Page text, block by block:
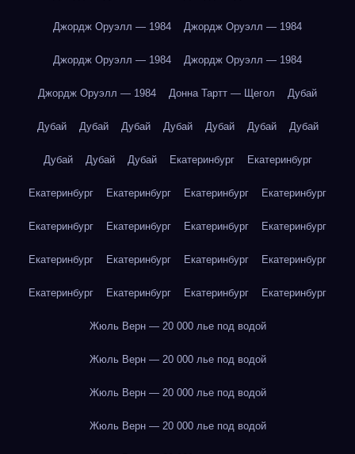
Джордж Оруэлл — 1984 Джордж Оруэлл — 1984
Джордж Оруэлл — 1984 Джордж Оруэлл — 1984
Джордж Оруэлл — 1984 Донна Тартт — Щегол Дубай
Дубай Дубай Дубай Дубай Дубай Дубай Дубай
Дубай Дубай Дубай Екатеринбург Екатеринбург
Екатеринбург Екатеринбург Екатеринбург Екатеринбург
Екатеринбург Екатеринбург Екатеринбург Екатеринбург
Екатеринбург Екатеринбург Екатеринбург Екатеринбург
Екатеринбург Екатеринбург Екатеринбург Екатеринбург
Жюль Верн — 20 000 лье под водой
Жюль Верн — 20 000 лье под водой
Жюль Верн — 20 000 лье под водой
Жюль Верн — 20 000 лье под водой